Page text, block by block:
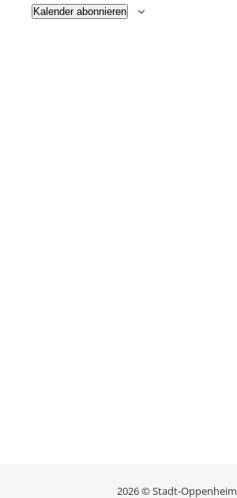
Kalender abonnieren
2026 © Stadt-Oppenheim